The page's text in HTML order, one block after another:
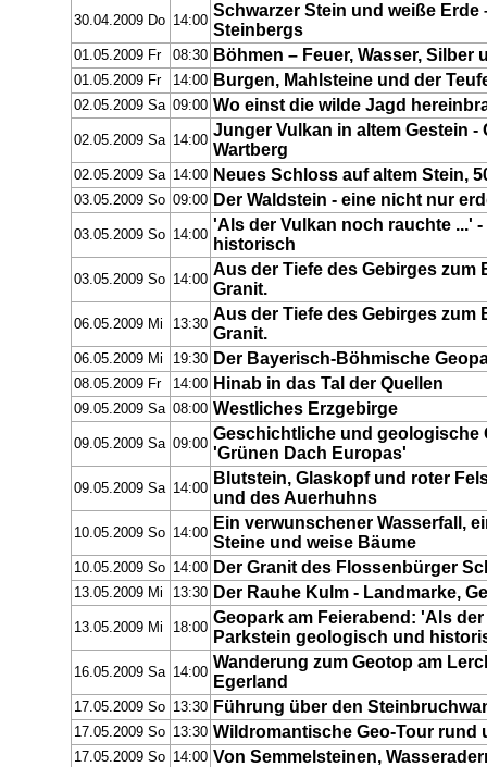
30.04.2009 Do 14:00
Schwarzer Stein und weiße Erde
Steinbergs
01.05.2009 Fr 08:30 Böhmen – Feuer, Wasser, Silber
01.05.2009 Fr 14:00 Burgen, Mahlsteine und der
02.05.2009 Sa 09:00 Wo einst die wilde Jagd
02.05.2009 Sa 14:00
Junger Vulkan in altem Gestein
Wartberg
02.05.2009 Sa 14:00 Neues Schloss auf altem Stein,
03.05.2009 So 09:00 Der Waldstein - eine nicht nur
03.05.2009 So 14:00
'Als der Vulkan noch rauchte ...'
historisch
03.05.2009 So 14:00
Aus der Tiefe des Gebirges
Granit.
06.05.2009 Mi 13:30
Aus der Tiefe des Gebirges
Granit.
06.05.2009 Mi 19:30 Der Bayerisch-Böhmische
08.05.2009 Fr 14:00 Hinab in das Tal der Quellen
09.05.2009 Sa 08:00 Westliches Erzgebirge
09.05.2009 Sa 09:00
Geschichtliche und geologische
'Grünen Dach Europas'
09.05.2009 Sa 14:00
Blutstein, Glaskopf und roter
und des Auerhuhns
10.05.2009 So 14:00
Ein verwunschener Wasserfall,
Steine und weise Bäume
10.05.2009 So 14:00 Der Granit des Flossenbürger
13.05.2009 Mi 13:30 Der Rauhe Kulm - Landmarke,
13.05.2009 Mi 18:00
Geopark am Feierabend: 'Als
Parkstein geologisch und
16.05.2009 Sa 14:00
Wanderung zum Geotop am
Egerland
17.05.2009 So 13:30 Führung über den
17.05.2009 So 13:30 Wildromantische Geo-Tour rund
17.05.2009 So 14:00 Von Semmelsteinen,